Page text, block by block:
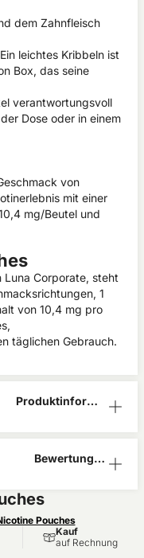
dem Zahnfleisch
leichtes Kribbeln ist
Box, das seine
verantwortungsvoll
Dose oder in einem
von
mit einer
mg/Beutel und
Luna Corporate, steht
1
von 10,4 mg pro
täglichen Gebrauch.
Produktinform
Bewertunge
Pouches
Kauf
auf Rechnung